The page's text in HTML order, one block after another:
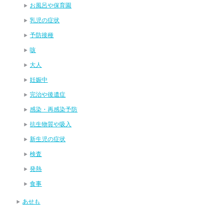
お風呂や保育園
乳児の症状
予防接種
咳
大人
妊娠中
完治や後遺症
感染・再感染予防
抗生物質や吸入
新生児の症状
検査
発熱
食事
あせも